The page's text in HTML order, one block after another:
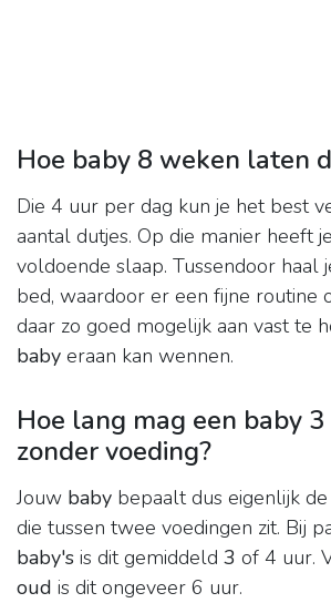
Hoe baby 8 weken laten
Die 4 uur per dag kun je het best
aantal dutjes. Op die manier heeft
voldoende slaap. Tussendoor haal
bed, waardoor er een fijne routine
daar zo goed mogelijk aan vast te
baby eraan kan wennen.
Hoe lang mag een baby
zonder voeding?
Jouw baby bepaalt dus eigenlijk
die tussen twee voedingen zit. Bij
baby's is dit gemiddeld 3 of 4 uur.
oud is dit ongeveer 6 uur.